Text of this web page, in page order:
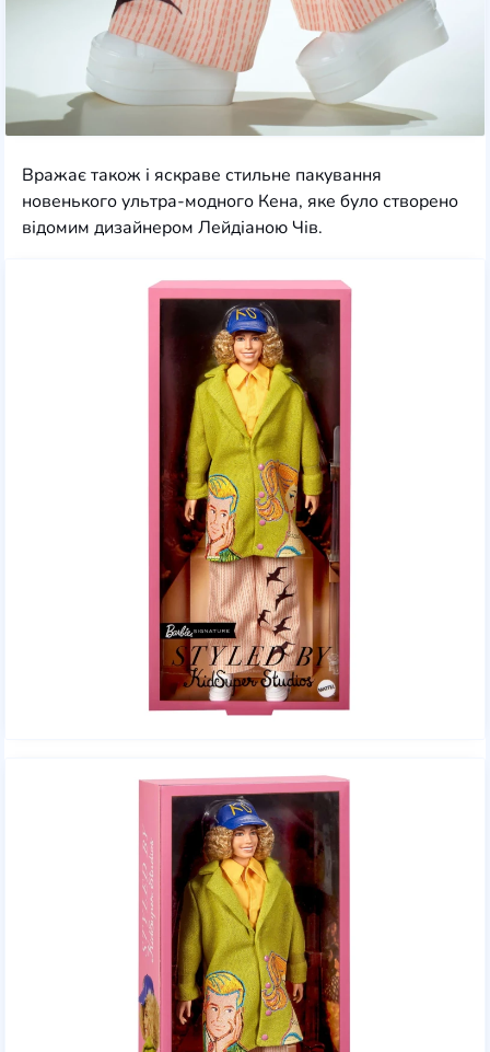
Вражає також і яскраве стильне пакування
новенького ультра-модного Кена, яке було створено
відомим дизайнером Лейдіаною Чів.